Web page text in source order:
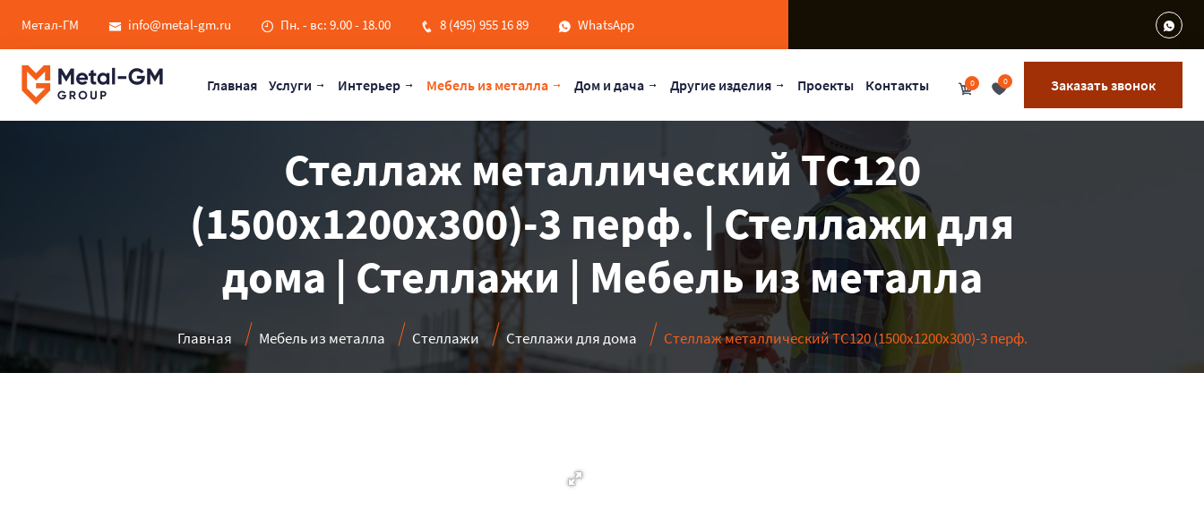
Метал-ГМ info@metal-gm.ru Пн. - вс: 9.00 - 18.00 8 (495) 955 16 89 WhatsApp
Главная Услуги Интерьер Мебель из металла Дом и дача Другие изделия Проекты Контакты 0 0 Заказать звонок
Стеллаж металлический ТС120
(1500х1200х300)-3 перф. | Стеллажи для
дома | Стеллажи | Мебель из металла
Главная Мебель из металла Стеллажи Стеллажи для дома Стеллаж металлический ТС120 (1500х1200х300)-3 перф.